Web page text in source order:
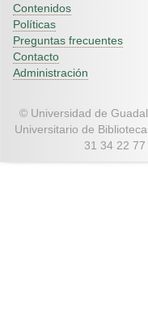
Contenidos
Políticas
Preguntas frecuentes
Contacto
Administración
© Universidad de
Universitario de
31 34 22